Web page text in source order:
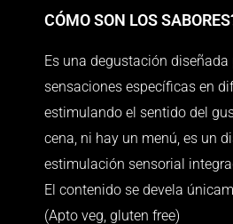
CÓMO SON LOS
Es una degustación diseñada
sensaciones específicas en
estimulando el sentido del
cena, ni hay un menú, es un
estimulación sensorial
El contenido se devela
(Apto veg, gluten free)